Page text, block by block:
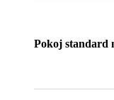
Pokoj standard